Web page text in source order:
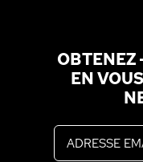
OBTENEZ
EN